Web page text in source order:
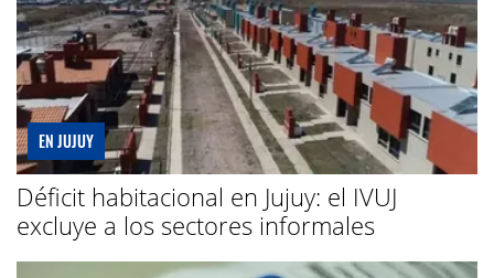
EN JUJUY
Déficit habitacional en Jujuy: el IVUJ
excluye a los sectores informales